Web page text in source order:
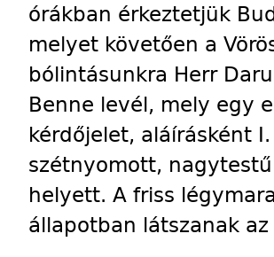
órákban érkeztetjük
melyet követően a
bólintásunkra Herr
Benne levél, mely egy
kérdőjelet, aláírásként
szétnyomott,
helyett. A friss
állapotban látszanak